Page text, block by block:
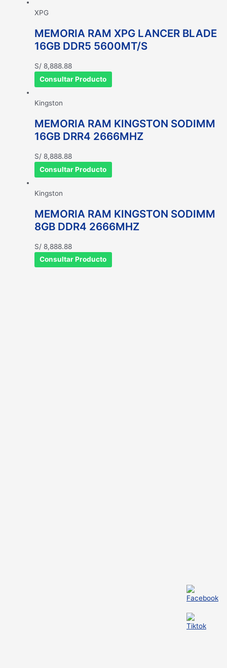
XPG
MEMORIA RAM XPG LANCER BLADE
16GB DDR5 5600MT/S
S/ 8,888.88
Consultar Producto
Kingston
MEMORIA RAM KINGSTON SODIMM
16GB DRR4 2666MHZ
S/ 8,888.88
Consultar Producto
Kingston
MEMORIA RAM KINGSTON SODIMM
8GB DDR4 2666MHZ
S/ 8,888.88
Consultar Producto